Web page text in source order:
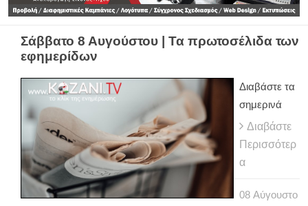
Σάββατο 8 Αυγούστου | Τα πρωτοσέλιδα των
εφημερίδων
Διαβάστε τα
σημερινά
Διαβάστε
Περισσότερ
α
08 Αύγουστο